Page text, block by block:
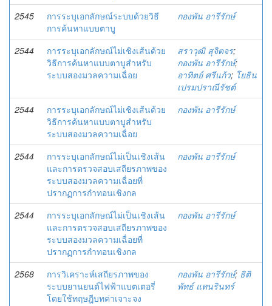
2545
การระบุเอกลักษณ์ระบบด้วยวิธี
การค้นหาแบบตาบู
กองพัน อารีรักษ์
2544
การระบุเอกลักษณ์ไม่เชิงเส้นด้วย
วิธีการค้นหาแบบตาบูสำหรับ
ระบบสองมวลความเฉื่อย
สราวุฒิ สุจิตจร;
กองพัน อารีรักษ์;
อาทิตย์ ศรีแก้ว; โยธิน
เปรมปราณีรัชต์
2544
การระบุเอกลักษณ์ไม่เชิงเส้นด้วย
วิธีการค้นหาแบบตาบูสำหรับ
ระบบสองมวลความเฉื่อย
กองพัน อารีรักษ์
2544
การระบุเอกลักษณ์ไม่เป็นเชิงเส้น
และการตรวจสอบเสถียรภาพของ
ระบบสองมวลความเฉื่อยที่
ปรากฏการกำทอนเชิงกล
กองพัน อารีรักษ์
2544
การระบุเอกลักษณ์ไม่เป็นเชิงเส้น
และการตรวจสอบเสถียรภาพของ
ระบบสองมวลความเฉื่อยที่
ปรากฏการกําทอนเชิงกล
กองพัน อารีรักษ์
2568
การวิเคราะห์เสถียรภาพของ
ระบบยานยนต์ไฟฟ้าแบตเตอรี่
โดยใช้ทฤษฎีบทค่าเจาะจง
กองพัน อารีรักษ์; ธิติ
พัทธ์ แทนรินทร์